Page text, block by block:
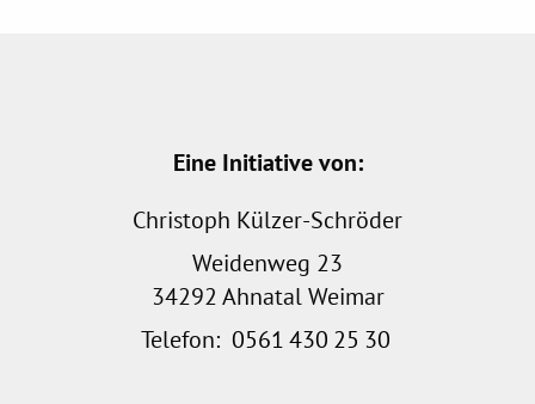
Eine Initiative von:
Christoph Külzer-Schröder
Weidenweg 23
34292 Ahnatal Weimar
Telefon: 0561430 25 30